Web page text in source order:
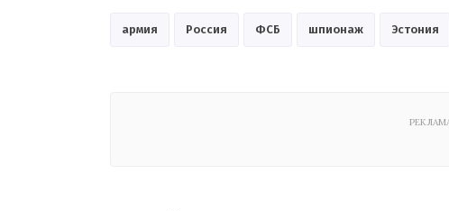
армия Россия ФСБ шпионаж Эстония